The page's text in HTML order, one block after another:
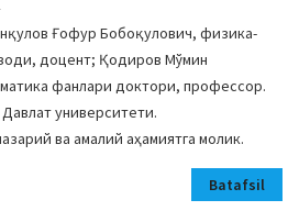
Ғофур Бобоқулович, физика-
доцент; Қодиров Мўмин
фанлари доктори, профессор.
университети.
ва амалий аҳамиятга молик.
Batafsil